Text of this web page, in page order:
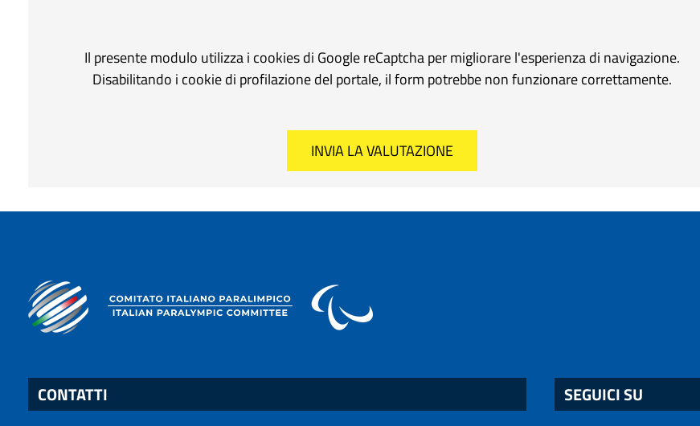
Il presente modulo utilizza i cookies di Google reCaptcha per migliorare l'esperienza di navigazione.
Disabilitando i cookie di profilazione del portale, il form potrebbe non funzionare correttamente.
CONTATTI SEGUICI SU